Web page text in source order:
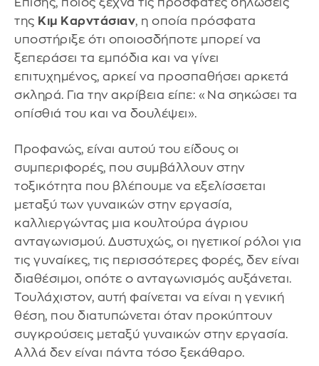
Επίσης, ποιος ξεχνά τις πρόσφατες δηλώσεις
της Κιμ Καρντάσιαν, η οποία πρόσφατα
υποστήριξε ότι οποιοσδήποτε μπορεί να
ξεπεράσει τα εμπόδια και να γίνει
επιτυχημένος, αρκεί να προσπαθήσει αρκετά
σκληρά. Για την ακρίβεια είπε: «Να σηκώσει τα
οπίσθιά του και να δουλέψει».
Προφανώς, είναι αυτού του είδους οι
συμπεριφορές, που συμβάλλουν στην
τοξικότητα που βλέπουμε να εξελίσσεται
μεταξύ των γυναικών στην εργασία,
καλλιεργώντας μια κουλτούρα άγριου
ανταγωνισμού. Δυστυχώς, οι ηγετικοί ρόλοι για
τις γυναίκες, τις περισσότερες φορές, δεν είναι
διαθέσιμοι, οπότε ο ανταγωνισμός αυξάνεται.
Τουλάχιστον, αυτή φαίνεται να είναι η γενική
θέση, που διατυπώνεται όταν προκύπτουν
συγκρούσεις μεταξύ γυναικών στην εργασία.
Αλλά δεν είναι πάντα τόσο ξεκάθαρο.